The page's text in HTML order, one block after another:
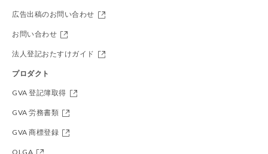
広告出稿のお問い合わせ
お問い合わせ
法人登記おたすけガイド
プロダクト
GVA 登記簿取得
GVA 労務書類
GVA 商標登録
OLGA